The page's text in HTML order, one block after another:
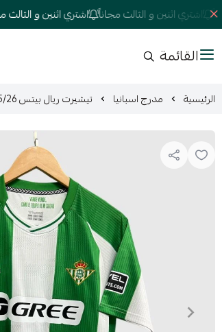
اشتري اثنين و الثالث مجاناً اشتري اثنين و الثالث مجاناً
القائمة
الرئيسية مدرج اسبانيا تيشيرت ريال بيتس 25/26